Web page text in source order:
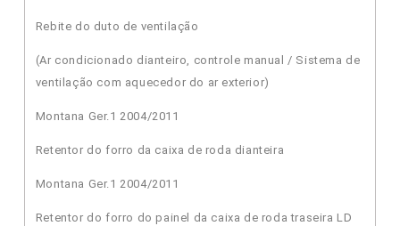
Rebite do duto de ventilação
(Ar condicionado dianteiro, controle manual / Sistema de
ventilação com aquecedor do ar exterior)
Montana Ger.1 2004/2011
Retentor do forro da caixa de roda dianteira
Montana Ger.1 2004/2011
Retentor do forro do painel da caixa de roda traseira LD